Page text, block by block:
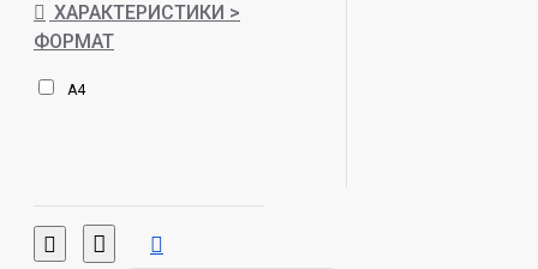
ХАРАКТЕРИСТИКИ >
ФОРМАТ
А4